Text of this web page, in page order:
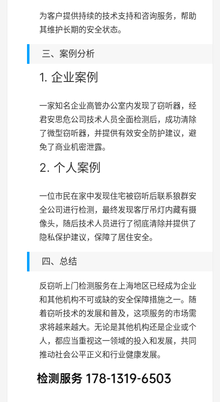
为客户提供持续的技术支持和咨询服务，帮助
其维护长期的安全状态。
三、案例分析
1. 企业案例
一家知名企业高管办公室内发现了窃听器，经
君安思危公司技术人员全面检测后，成功清除
了微型窃听器，并提供有效安全防护建议，避
免了商业机密泄露。
2. 个人案例
一位市民在家中发现住宅被窃听后联系狼群安
全公司进行检测，最终发现客厅吊灯内藏有摄
像头，随后技术人员进行了彻底清除并提供了
隐私保护建议，保障了居住安全。
四、总结
反窃听上门检测服务在上海地区已经成为企业
和其他机构不可或缺的安全保障措施之一。随
着窃听技术的发展和普及，这项服务的市场需
求将越来越大。无论是其他机构还是企业或个
人，都应当重视这一领域的投入和发展，共同
推动社会公平正义和行业健康发展。